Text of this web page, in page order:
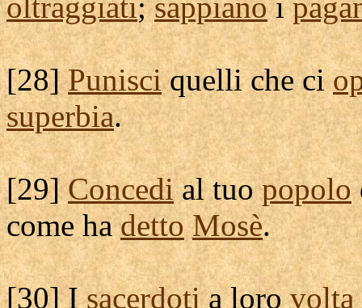
[28]Punisciquelli che ci
superbia.
[29]Concedial tuopopolo
come hadetto Mosè.
[30] Isacerdotia lorovolta